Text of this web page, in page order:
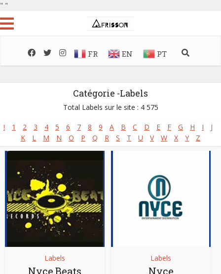
" "
FR EN PT
Catégorie -Labels
Total Labels sur le site : 4 575
! 1 2 3 4 5 6 7 8 9 A B C D E F G H I
J
K
L M N O P Q R S T U V W X Y Z
Labels
Nyce Beats
Labels
Nyce